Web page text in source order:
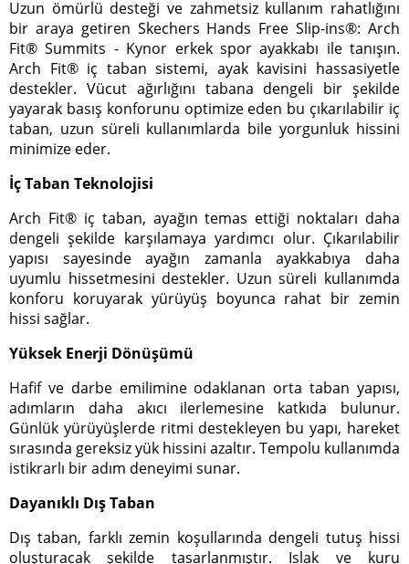
Uzun ömürlü desteği ve zahmetsiz kullanım rahatlığını
bir araya getiren Skechers Hands Free Slip-ins®: Arch
Fit® Summits - Kynor erkek spor ayakkabı ile tanışın.
Arch Fit® iç taban sistemi, ayak kavisini hassasiyetle
destekler. Vücut ağırlığını tabana dengeli bir şekilde
yayarak basış konforunu optimize eden bu çıkarılabilir iç
taban, uzun süreli kullanımlarda bile yorgunluk hissini
minimize eder.
İç Taban Teknolojisi
Arch Fit® iç taban, ayağın temas ettiği noktaları daha
dengeli şekilde karşılamaya yardımcı olur. Çıkarılabilir
yapısı sayesinde ayağın zamanla ayakkabıya daha
uyumlu hissetmesini destekler. Uzun süreli kullanımda
konforu koruyarak yürüyüş boyunca rahat bir zemin
hissi sağlar.
Yüksek Enerji Dönüşümü
Hafif ve darbe emilimine odaklanan orta taban yapısı,
adımların daha akıcı ilerlemesine katkıda bulunur.
Günlük yürüyüşlerde ritmi destekleyen bu yapı, hareket
sırasında gereksiz yük hissini azaltır. Tempolu kullanımda
istikrarlı bir adım deneyimi sunar.
Dayanıklı Dış Taban
Dış taban, farklı zemin koşullarında dengeli tutuş hissi
oluşturacak şekilde tasarlanmıştır. Islak ve kuru